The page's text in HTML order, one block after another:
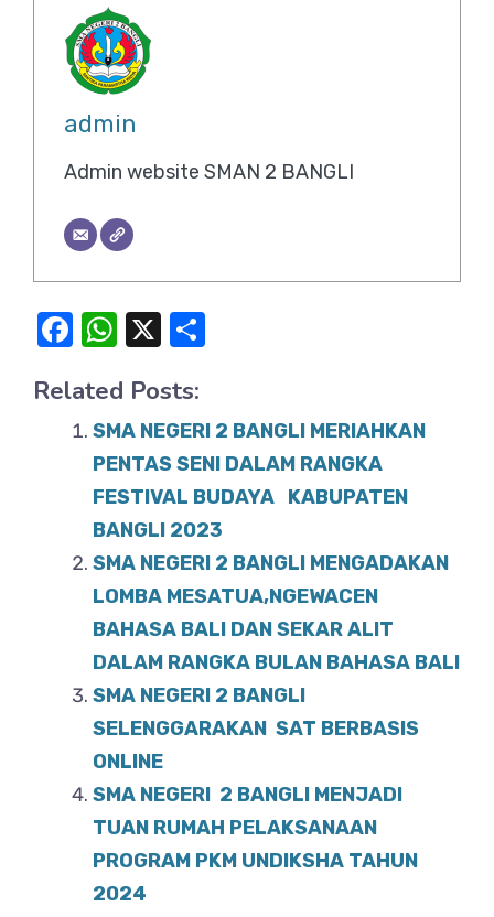
admin
Admin website SMAN 2 BANGLI
F
c
e
k
W
at
s
A
p
p
X
e
Related Posts:
SMA NEGERI 2 BANGLI MERIAHKAN
PENTAS SENI DALAM RANGKA
FESTIVAL BUDAYA KABUPATEN
BANGLI 2023
SMA NEGERI 2 BANGLI MENGADAKAN
LOMBA MESATUA,NGEWACEN
BAHASA BALI DAN SEKAR ALIT
DALAM RANGKA BULAN BAHASA BALI
SMA NEGERI 2 BANGLI
SELENGGARAKAN SAT BERBASIS
ONLINE
SMA NEGERI 2 BANGLI MENJADI
TUAN RUMAH PELAKSANAAN
PROGRAM PKM UNDIKSHA TAHUN
2024